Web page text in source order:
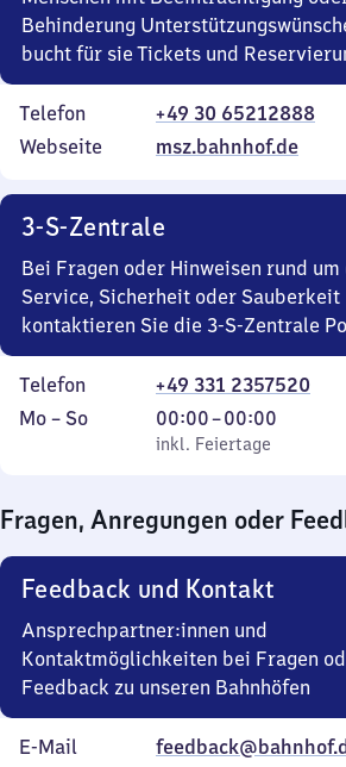
Behinderung
bucht für sie Tickets und
Telefon
+49 30 65212888
Webseite
msz.bahnhof.de
3-S-Zentrale
Bei Fragen oder Hinweisen rund um
Service, Sicherheit oder Sauberkeit
kontaktieren Sie die 3-S-Zentrale
Telefon
+49 331 2357520
Montag
Mo – So,
inkl. Feiertage
00:00–00:00
Von
0
0
Uhr
inkl. Feiertage
Fragen, Anregungen oder
Feedback und Kontakt
Ansprechpartner:innen und
Kontaktmöglichkeiten bei Fragen
Feedback zu unseren Bahnhöfen
E-Mail